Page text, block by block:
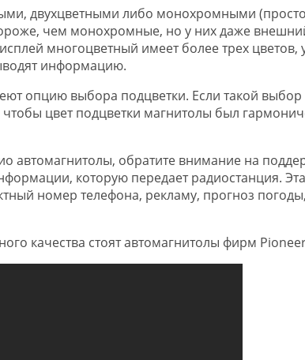
двухцветными либо монохромными
чем монохромные, но у них даже
многоцветный имеет более трех цветов,
информацию.
опцию выбора подцветки. Если такой выбор
цвет подцветки магнитолы был
автомагнитолы, обратите внимание на
которую передает радиостанция.
номер телефона, рекламу, прогноз
качества стоят автомагнитолы фирм